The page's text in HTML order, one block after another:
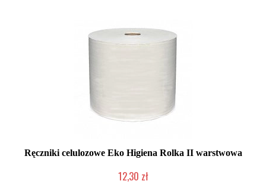
Ręczniki celulozowe Eko Higiena Rolka II warstwowa
12,30 zł